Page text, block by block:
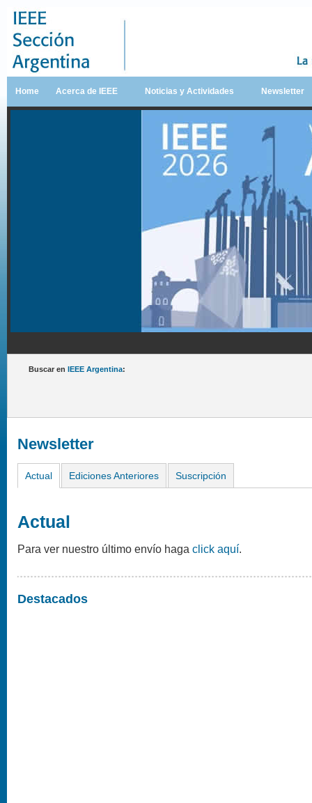
Home Acerca de IEEE Noticias y Actividades Newsletter
Buscar en IEEE Argentina:
Newsletter
Actual Ediciones Anteriores Suscripción
Actual
Para ver nuestro último envío haga click aquí.
Destacados